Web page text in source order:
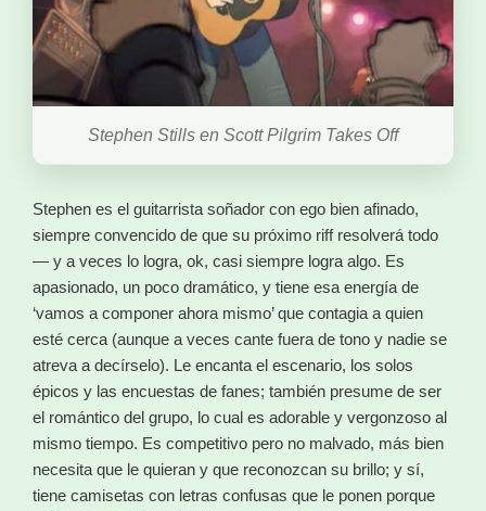
Stephen Stills en Scott Pilgrim Takes Off
Stephen es el guitarrista soñador con ego bien afinado,
siempre convencido de que su próximo riff resolverá todo
— y a veces lo logra, ok, casi siempre logra algo. Es
apasionado, un poco dramático, y tiene esa energía de
‘vamos a componer ahora mismo’ que contagia a quien
esté cerca (aunque a veces cante fuera de tono y nadie se
atreva a decírselo). Le encanta el escenario, los solos
épicos y las encuestas de fanes; también presume de ser
el romántico del grupo, lo cual es adorable y vergonzoso al
mismo tiempo. Es competitivo pero no malvado, más bien
necesita que le quieran y que reconozcan su brillo; y sí,
tiene camisetas con letras confusas que le ponen porque